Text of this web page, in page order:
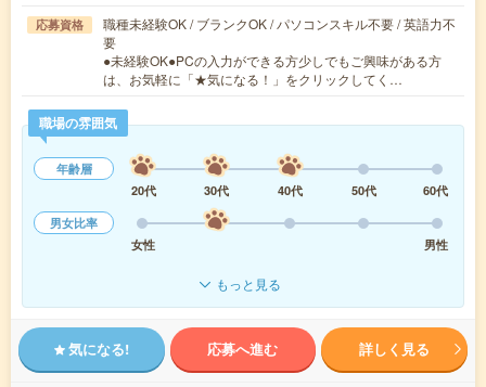
応募資格
職種未経験OK / ブランクOK / パソコンスキル不要 / 英語力不
要
●未経験OK●PCの入力ができる方少しでもご興味がある方
は、お気軽に「★気になる！」をクリックしてく…
職場の雰囲気
年齢層
20代
30代 40代 50代
60代
男女比率
女性
男性
もっと見る
気になる! 応募へ進む 詳しく見る